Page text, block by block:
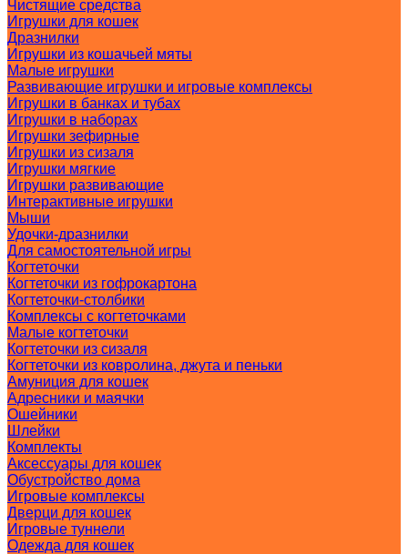
Чистящие средства
Игрушки для кошек
Дразнилки
Игрушки из кошачьей мяты
Малые игрушки
Развивающие игрушки и игровые комплексы
Игрушки в банках и тубах
Игрушки в наборах
Игрушки зефирные
Игрушки из сизаля
Игрушки мягкие
Игрушки развивающие
Интерактивные игрушки
Мыши
Удочки-дразнилки
Для самостоятельной игры
Когтеточки
Когтеточки из гофрокартона
Когтеточки-столбики
Комплексы с когтеточками
Малые когтеточки
Когтеточки из сизаля
Когтеточки из ковролина, джута и пеньки
Амуниция для кошек
Адресники и маячки
Ошейники
Шлейки
Комплекты
Аксессуары для кошек
Обустройство дома
Игровые комплексы
Дверци для кошек
Игровые туннели
Одежда для кошек